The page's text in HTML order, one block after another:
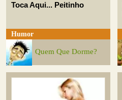
Toca Aqui... Peitinho
Humor
Quem Que Dorme?